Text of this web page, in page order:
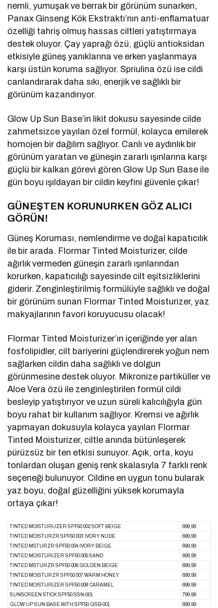
nemli, yumuşak ve berrak bir görünüm sunarken,
Panax Ginseng Kök Ekstraktı’nın anti-enflamatuar
özelliği tahriş olmuş hassas ciltleri yatıştırmaya
destek oluyor. Çay yaprağı özü, güçlü antioksidan
etkisiyle güneş yanıklarına ve erken yaşlanmaya
karşı üstün koruma sağlıyor. Spriulina özü ise cildi
canlandırarak daha sıkı, enerjik ve sağlıklı bir
görünüm kazandırıyor.
Glow Up Sun Base’in likit dokusu sayesinde cilde
zahmetsizce yayılan özel formül, kolayca emilerek
homojen bir dağılım sağlıyor. Canlı ve aydınlık bir
görünüm yaratan ve güneşin zararlı ışınlarına karşı
güçlü bir kalkan görevi gören Glow Up Sun Base ile
gün boyu ışıldayan bir cildin keyfini güvenle çıkar!
GÜNEŞTEN KORUNURKEN GÖZ ALICI
GÖRÜN!
Güneş Koruması, nemlendirme ve doğal kapatıcılık
ile bir arada. Flormar Tinted Moisturizer, cilde
ağırlık vermeden güneşin zararlı ışınlarından
korurken, kapatıcılığı sayesinde cilt eşitsizliklerini
giderir. Zenginleştirilmiş formülüyle sağlıklı ve doğal
bir görünüm sunan Flormar Tinted Moisturizer, yaz
makyajlarının favori koruyucusu olacak!
Flormar Tinted Moisturizer’ın içeriğinde yer alan
fosfolipidler, cilt bariyerini güçlendirerek yoğun nem
sağlarken cildin daha sağlıklı ve dolgun
görünmesine destek oluyor. Mikronize partiküller ve
Aloe Vera özü ile zenginleştirilen formül cildi
besleyip yatıştırıyor ve uzun süreli kalıcılığıyla gün
boyu rahat bir kullanım sağlıyor. Kremsi ve ağırlık
yapmayan dokusuyla kolayca yayılan Flormar
Tinted Moisturizer, ciltle anında bütünleşerek
pürüzsüz bir ten etkisi sunuyor. Açık, orta, koyu
tonlardan oluşan geniş renk skalasıyla 7 farklı renk
seçeneği bulunuyor. Cildine en uygun tonu bularak
yaz boyu, doğal güzelliğini yüksek korumayla
ortaya çıkar!
TINTED MOISTURUZER SPF50 002 SOFT BEIGE
699,99
TINTED MOISTURZR SPF50 003 IVORY NUDE
699,99
TINTED MSTURZR SPF50 004 IVORY BEIGE
699,99
TINTED MOISTURIZER SPF50 005 SAND
699,99
TINTED MSTURZR SPF50 006 GOLDEN BEIGE
699,99
TINTED MOISTURZR SPF50 007 WARM HONEY
699,99
TINTED MOISTURIZER SPF50 008 CARAMEL
699,99
SUNSCREEN STICK SPF50 SSN-001
799,99
GLOW UP SUN BASE WITH SPF50 GSB-001
699,99